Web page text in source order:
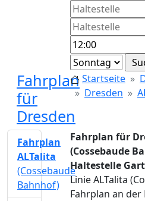
Fahrplan
für
Dresden
Startseite
Dresden
Fahrplan für
(Cossebaude
Haltestelle
Linie ALTalita
Fahrplan an
Fahrplan
ALTalita
(Cossebaude
Bahnhof)